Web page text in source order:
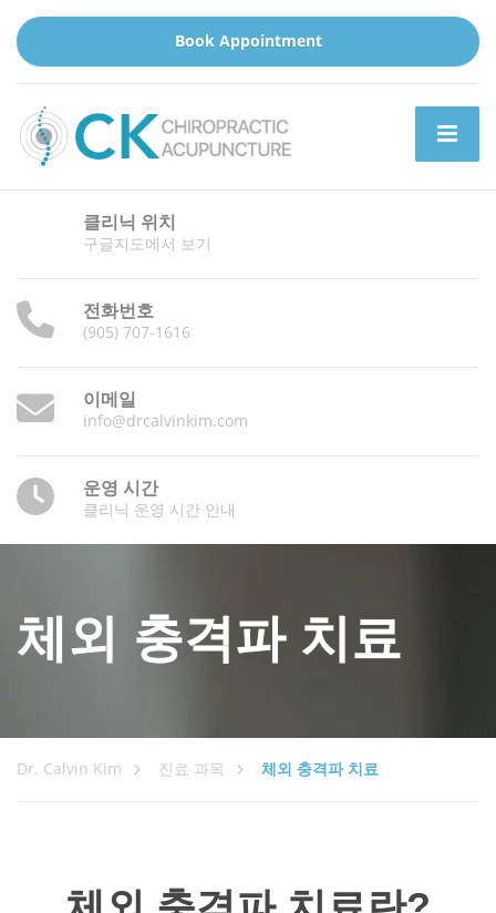
Book Appointment
클리닉 위치
구글지도에서 보기
전화번호
(905) 707-1616
이메일
info@drcalvinkim.com
운영 시간
클리닉 운영 시간 안내
체외 충격파 치료
Dr. Calvin Kim 진료 과목 체외 충격파 치료